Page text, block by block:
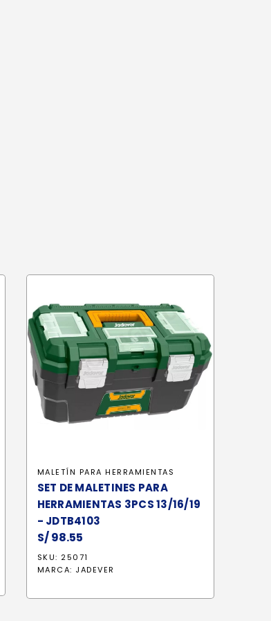
MALETÍN PARA HERRAMIENTAS
SET DE MALETINES PARA
HERRAMIENTAS 3PCS 13/16/19
- JDTB4103
S/98.55
SKU: 25071
MARCA: JADEVER